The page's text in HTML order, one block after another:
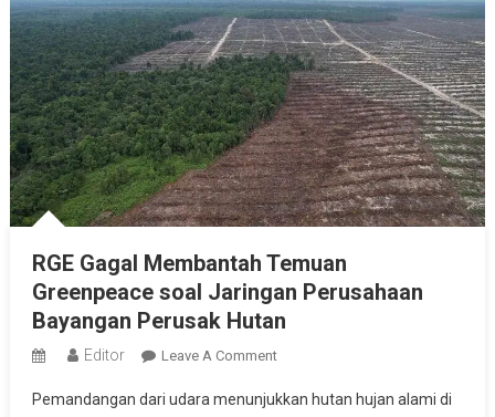
RGE Gagal Membantah Temuan
Greenpeace soal Jaringan Perusahaan
Bayangan Perusak Hutan
Editor Leave A CommentOn
Gagal
Pemandangan dari udara menunjukkan hutan hujan alami di